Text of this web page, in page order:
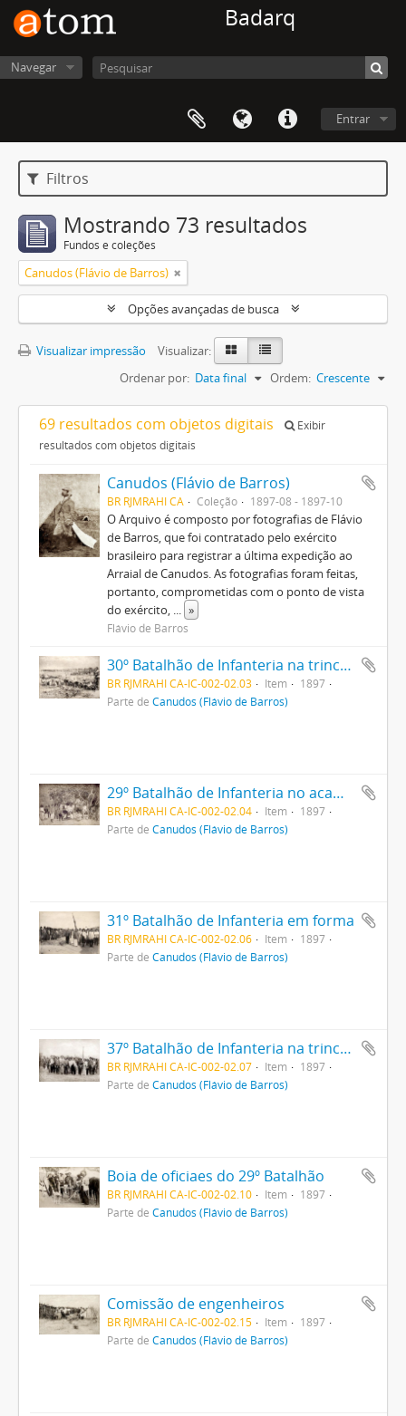
Badarq
Navegar
Entrar
Filtros
Mostrando 73 resultados
Fundos e coleções
Canudos (Flávio de Barros)
Opções avançadas de busca
Visualizar impressão
Visualizar:
Ordenar por: Data final Ordem: Crescente
69 resultados com objetos digitais
Exibir
resultados com objetos digitais
Canudos (Flávio de Barros)
BR RJMRAHI CA Coleção 1897-08 - 1897-10
O Arquivo é composto por fotografias de Flávio
de Barros, que foi contratado pelo exército
brasileiro para registrar a última expedição ao
Arraial de Canudos. As fotografias foram feitas,
portanto, comprometidas com o ponto de vista
do exército, ... »
Flávio de Barros
30º Batalhão de Infanteria na trincheira
BR RJMRAHI CA-IC-002-02.03 Item
1897
Parte de Canudos (Flávio de Barros)
29º Batalhão de Infanteria no acampamento
BR RJMRAHI CA-IC-002-02.04 Item
1897
Parte de Canudos (Flávio de Barros)
31º Batalhão de Infanteria em forma
BR RJMRAHI CA-IC-002-02.06 Item
1897
Parte de Canudos (Flávio de Barros)
37º Batalhão de Infanteria na trincheira
BR RJMRAHI CA-IC-002-02.07 Item
1897
Parte de Canudos (Flávio de Barros)
Boia de oficiaes do 29º Batalhão
BR RJMRAHI CA-IC-002-02.10 Item
1897
Parte de Canudos (Flávio de Barros)
Comissão de engenheiros
BR RJMRAHI CA-IC-002-02.15 Item
1897
Parte de Canudos (Flávio de Barros)